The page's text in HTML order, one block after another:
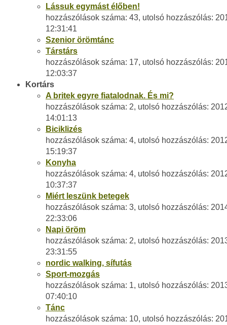
Lássuk egymást élőben!
hozzászólások száma: 43, utolsó hozzászólás:
12:31:41
Szenior örömtánc
Társtárs
hozzászólások száma: 17, utolsó hozzászólás:
12:03:37
Kortárs
A britek egyre fiatalodnak. És mi?
hozzászólások száma: 2, utolsó hozzászólás:
14:01:13
Biciklizés
hozzászólások száma: 4, utolsó hozzászólás:
15:19:37
Konyha
hozzászólások száma: 4, utolsó hozzászólás:
10:37:37
Miért leszünk betegek
hozzászólások száma: 3, utolsó hozzászólás:
22:33:06
Napi öröm
hozzászólások száma: 2, utolsó hozzászólás:
23:31:55
nordic walking, sífutás
Sport-mozgás
hozzászólások száma: 1, utolsó hozzászólás:
07:40:10
Tánc
hozzászólások száma: 10, utolsó hozzászólás: